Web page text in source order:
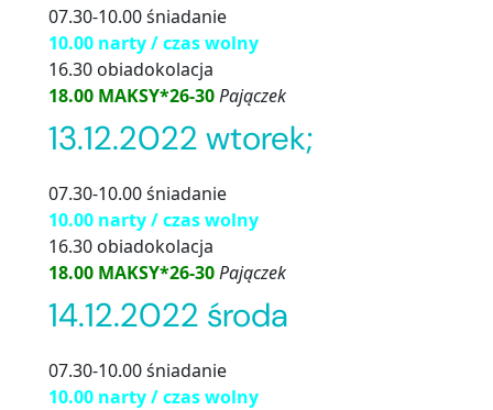
07.30-10.00 śniadanie
10.00 narty / czas wolny
16.30 obiadokolacja
18.00 MAKSY*26-30Pajączek
13.12.2022 wtorek;
07.30-10.00 śniadanie
10.00 narty / czas wolny
16.30 obiadokolacja
18.00 MAKSY*26-30Pajączek
14.12.2022 środa
07.30-10.00 śniadanie
10.00 narty / czas wolny